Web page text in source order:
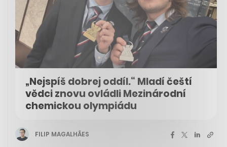
„Nejspíš dobrej oddíl.“ Mladí čeští
vědci znovu ovládli Mezinárodní
chemickou olympiádu
FILIP MAGALHÃES